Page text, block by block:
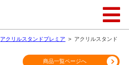
アクリルスタンドプレミア > アクリルスタンド
商品一覧ページへ